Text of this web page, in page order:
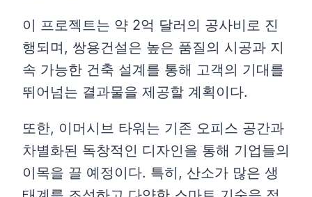
이 프로젝트는 약 2억 달러의 공사비로 진
행되며, 쌍용건설은 높은 품질의 시공과 지
속 가능한 건축 설계를 통해 고객의 기대를
뛰어넘는 결과물을 제공할 계획이다.
또한, 이머시브 타워는 기존 오피스 공간과
차별화된 독창적인 디자인을 통해 기업들의
이목을 끌 예정이다. 특히, 산소가 많은 생